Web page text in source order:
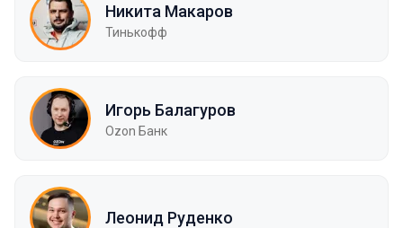
Никита Макаров
Тинькофф
Игорь Балагуров
Ozon Банк
Леонид Руденко